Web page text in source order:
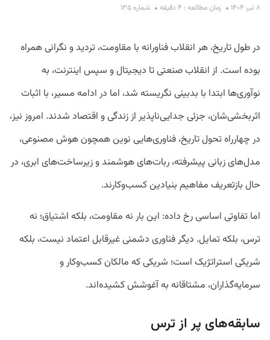
۸ تیر ۱۴۰۴ زمان مطالعه : ۴ دقیقه شماره ۱۳۵
در طول تاریخ، هر انقلاب فناورانه با مقاومت، تردید و نگرانی همراه
بوده است. از انقلاب صنعتی تا دیجیتال و سپس اینترنت، به
نوآوری‌ها ابتدا با بدبینی نگریسته شد، اما در ادامه مسیر، با اثبات
اثربخشی‌شان، جزئی جدایی‌ناپذیر از زندگی و اقتصاد شدند. امروز نیز،
در چهارراه تحول تاریخ، فناوری‌هایی نوین همچون هوش مصنوعی،
مدل‌های زبانی پیشرفته، ربات‌های هوشمند و زیرساخت‌های ابری، در
حال بازتعریف مفاهیم بنیادین کسب‌وکارند.
اما تفاوتی اساسی رخ داده: این بار نه مقاومت، بلکه اشتیاق؛ نه
ترس، بلکه تمایل. دیگر فناوری دشمنی غیرقابل اعتماد نیست، بلکه
شریکی استراتژیک است؛ شریکی که مالکان کسب‌وکار و
سرمایه‌گذاران، مشتاقانه به آغوشش کشیده‌اند.
سابقه‌های پر از ترس